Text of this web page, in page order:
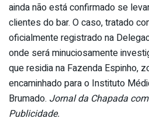
ainda não está confirmado se
clientes do bar. O caso, tratado
oficialmente registrado na
onde será minuciosamente
que residia na Fazenda Espinho,
encaminhado para o Instituto
Brumado. Jornal da Chapada
Publicidade.